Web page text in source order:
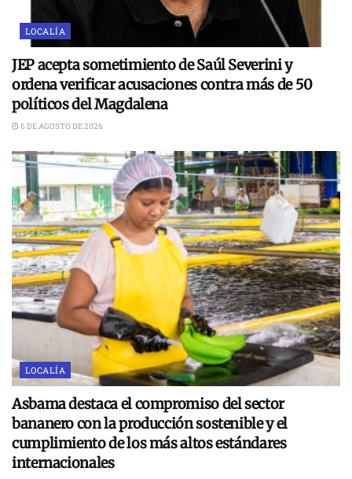
LOCALÍA
JEP acepta sometimiento de Saúl Severini y
ordena verificar acusaciones contra más de 50
políticos del Magdalena
6 DE AGOSTO DE 2026
LOCALÍA
Asbama destaca el compromiso del sector
bananero con la producción sostenible y el
cumplimiento de los más altos estándares
internacionales